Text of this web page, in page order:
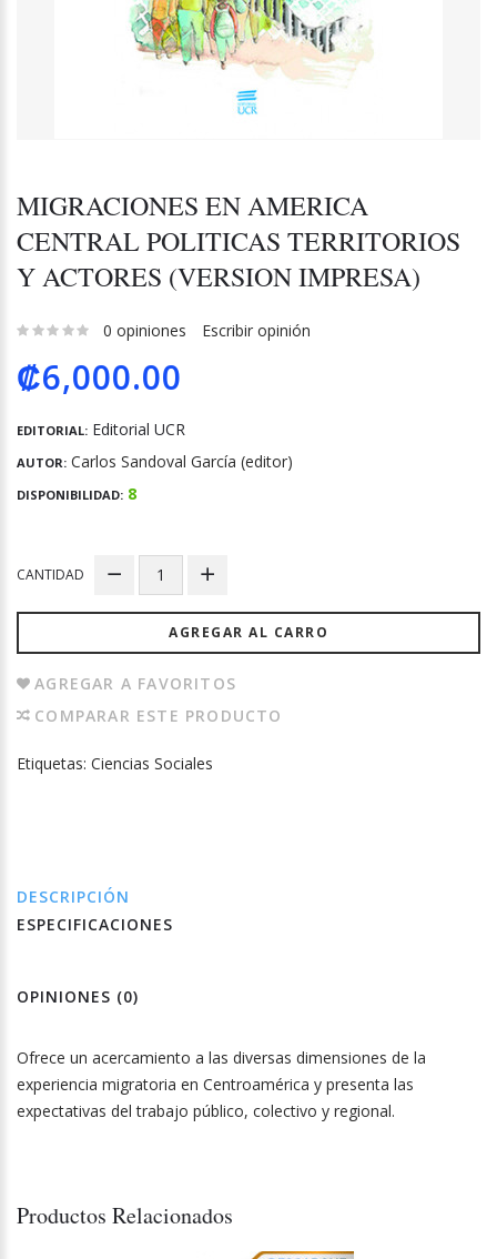
MIGRACIONES EN AMERICA
CENTRAL POLITICAS TERRITORIOS
Y ACTORES (VERSION IMPRESA)
0 opiniones Escribir opinión
₡6,000.00
EDITORIAL: Editorial UCR
AUTOR: Carlos Sandoval García (editor)
DISPONIBILIDAD: 8
CANTIDAD
AGREGAR AL CARRO
AGREGAR A FAVORITOS
COMPARAR ESTE PRODUCTO
Etiquetas: Ciencias Sociales
DESCRIPCIÓN
ESPECIFICACIONES
OPINIONES (0)
Ofrece un acercamiento a las diversas dimensiones de la
experiencia migratoria en Centroamérica y presenta las
expectativas del trabajo público, colectivo y regional.
Productos Relacionados